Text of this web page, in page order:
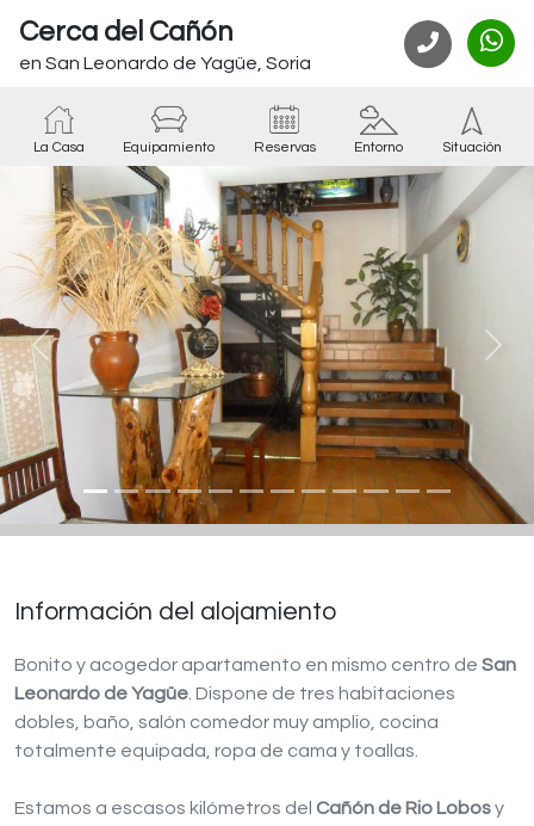
Cerca del Cañón
en San Leonardo de Yagüe, Soria
La Casa Equipamiento Reservas Entorno Situación
Anterior
Información del alojamiento
Bonito y acogedor apartamento en mismo centro de San
Leonardo de Yagüe. Dispone de tres habitaciones
dobles, baño, salón comedor muy amplio, cocina
totalmente equipada, ropa de cama y toallas.
Estamos a escasos kilómetros del Cañón de Rio Lobosy